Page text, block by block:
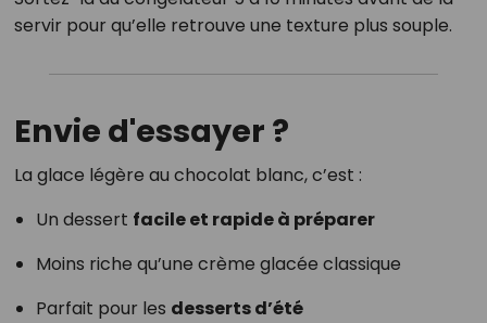
servir pour qu’elle retrouve une texture plus souple.
Envie d'essayer ?
La glace légère au chocolat blanc, c’est :
Un dessert facile et rapide à préparer
Moins riche qu’une crème glacée classique
Parfait pour les desserts d’été